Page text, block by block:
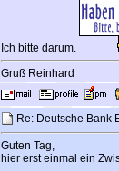
Ich bitte darum.
Gruß Reinhard
Re: Deutsche Bank
Guten Tag,
hier erst einmal ein